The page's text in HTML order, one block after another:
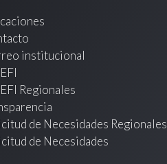
institucional
Regionales
de Necesidades Regionales
de Necesidades